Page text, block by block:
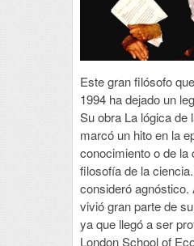
Este gran filósofo
1994 ha dejado un
Su obra La lógica de
marcó un hito en la
conocimiento o de la
filosofía de la
consideró agnóstico.
vivió gran parte de
ya que llegó a ser
London School of